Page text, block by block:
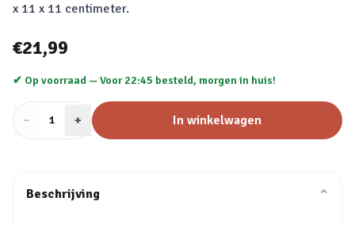
x 11 x 11 centimeter.
€21,99
✔ Op voorraad —Voor 22:45 besteld, morgen in huis!
− Aantal
1 + In winkelwagen
Beschrijving ⌄